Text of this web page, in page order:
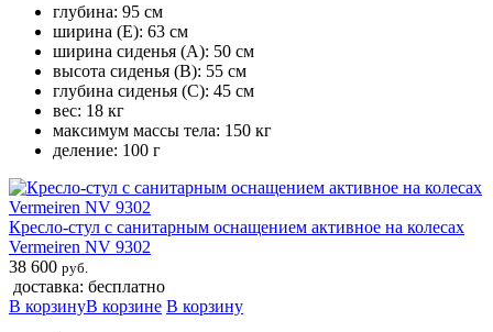
глубина: 95 см
ширина (Е): 63 см
ширина сиденья (A): 50 см
высота сиденья (B): 55 см
глубина сиденья (С): 45 см
вес: 18 кг
максимум массы тела: 150 кг
деление: 100 г
Кресло-стул с санитарным оснащением активное на колесах
Vermeiren NV 9302
38 600 руб.
доставка: бесплатно
В корзинуВ корзине В корзину